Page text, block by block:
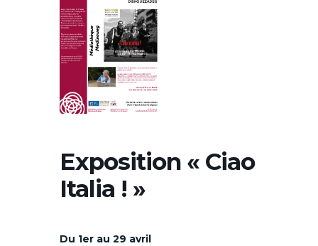
Exposition « Ciao
Italia ! »
Du 1er au 29 avril